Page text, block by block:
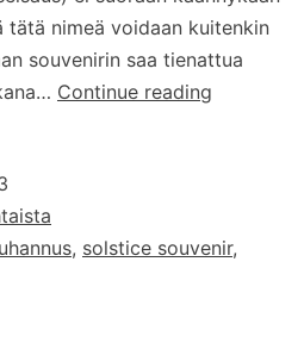
tätä nimeä voidaan kuitenkin
souvenirin saa tienattua
Continue reading
, solstice souvenir,